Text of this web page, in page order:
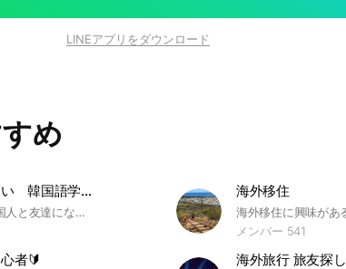
LINEアプリをダウンロード
め
韓国人と友達になりたい 韓国語学びたい
私は韓国人です！🇰🇷韓国人と友達になりたい人！話したい人！韓国語学びたい人！ ぜひ！ #韓国 #韓国人 ＃友達 #韓国語 #交流 #韓国日本 #雑談 #話 #恋愛
海外移住
メンバー 541
者🔰 海外旅行 旅友探し